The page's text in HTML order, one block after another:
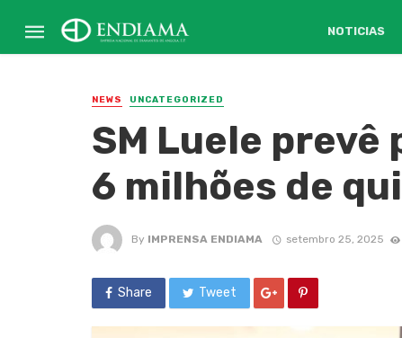
NOTICIAS
NEWS UNCATEGORIZED
SM Luele prevê
6 milhões de
By IMPRENSA ENDIAMA setembro 25, 2025
Share Tweet